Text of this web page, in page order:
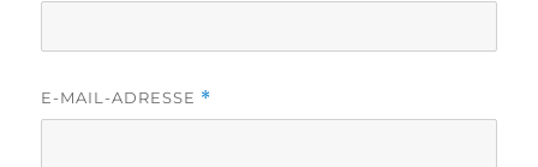
E-MAIL-ADRESSE *